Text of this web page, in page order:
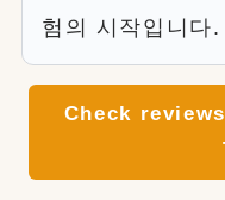
험의 시작입니다.
Check